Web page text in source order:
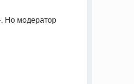
Но модератор